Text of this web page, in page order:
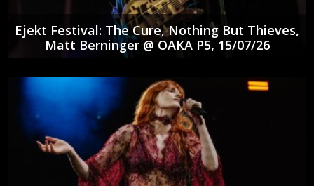
Ejekt Festival: The Cure, Nothing But Thieves,
Matt Berninger @ ΟΑΚΑ P5, 15/07/26